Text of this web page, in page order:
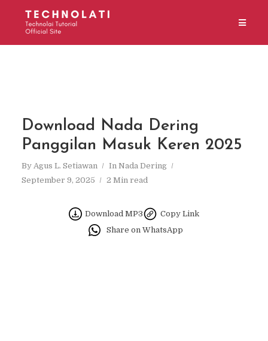
Download Nada Dering
Panggilan Masuk Keren 2025
By Agus L. Setiawan In Nada Dering
September 9, 2025
2 Min read
Download MP3
Copy Link
Share on WhatsApp